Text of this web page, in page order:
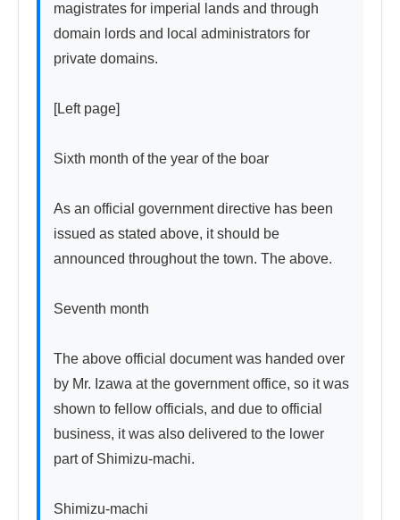
magistrates for imperial lands and through
domain lords and local administrators for
private domains.
[Left page]
Sixth month of the year of the boar
As an official government directive has been
issued as stated above, it should be
announced throughout the town. The above.
Seventh month
The above official document was handed over
by Mr. Izawa at the government office, so it was
shown to fellow officials, and due to official
business, it was also delivered to the lower
part of Shimizu-machi.
Shimizu-machi